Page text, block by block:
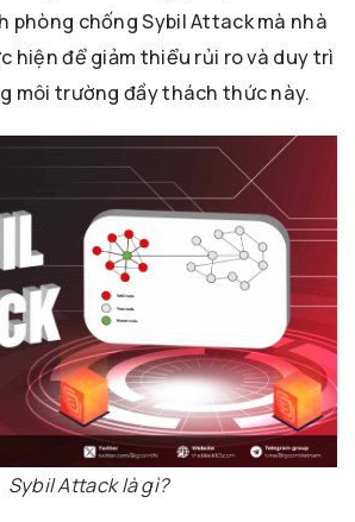
phòng chống Sybil Attack mà nhà
hiện để giảm thiểu rủi ro và duy trì
môi trường đầy thách thức này.
Sybil Attack là gì?